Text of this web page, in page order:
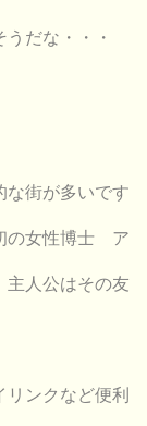
だな・・・
な街が多いです
の女性博士 ア
主人公はその友
ンクなど便利